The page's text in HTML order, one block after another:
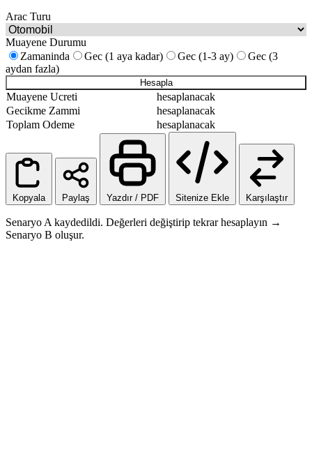
Arac Turu
Muayene Durumu
Zamaninda
Gec (1 aya kadar) Gec (1-3 ay)
Gec (3
aydan fazla)
Hesapla
Muayene Ucreti
hesaplanacak
Gecikme Zammi
hesaplanacak
Toplam Odeme
hesaplanacak
Kopyala Paylaş Yazdır / PDF Sitenize Ekle Karşılaştır
Senaryo A kaydedildi. Değerleri değiştirip tekrar hesaplayın →
Senaryo B oluşur.